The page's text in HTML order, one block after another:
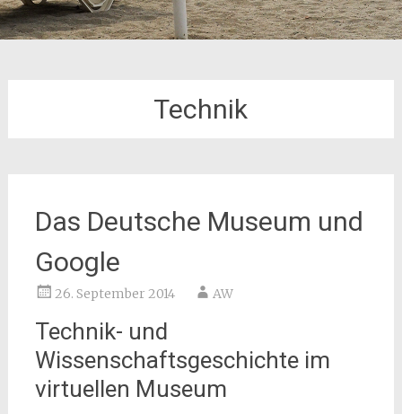
Technik
Das Deutsche Museum und
Google
26. September 2014 AW
Technik- und
Wissenschaftsgeschichte im
virtuellen Museum